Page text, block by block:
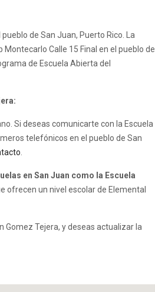
de San Juan, Puerto Rico. La
Calle 15 Final en el pueblo de
de Escuela Abierta del
Si deseas comunicarte con la Escuela
telefónicos en el pueblo de San
en San Juan como la Escuela
ofrecen un nivel escolar de Elemental
Gomez Tejera, y deseas actualizar la